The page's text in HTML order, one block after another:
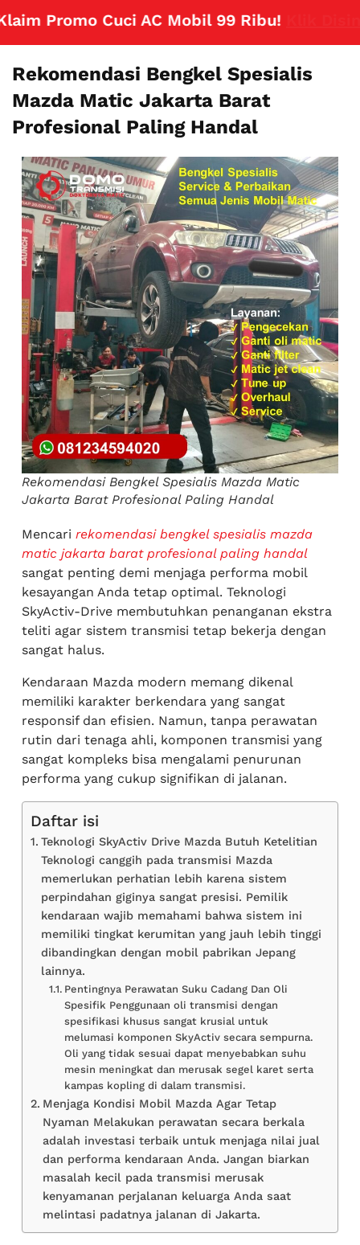
Promo Cuci AC Mobil 99 Ribu!Klik Disini
Rekomendasi Bengkel Spesialis
Mazda Matic Jakarta Barat
Profesional Paling Handal
Rekomendasi Bengkel Spesialis Mazda Matic
Jakarta Barat Profesional Paling Handal
Mencari rekomendasi bengkel spesialis mazda
matic jakarta barat profesional paling handal
sangat penting demi menjaga performa mobil
kesayangan Anda tetap optimal. Teknologi
SkyActiv-Drive membutuhkan penanganan ekstra
teliti agar sistem transmisi tetap bekerja dengan
sangat halus.
Kendaraan Mazda modern memang dikenal
memiliki karakter berkendara yang sangat
responsif dan efisien. Namun, tanpa perawatan
rutin dari tenaga ahli, komponen transmisi yang
sangat kompleks bisa mengalami penurunan
performa yang cukup signifikan di jalanan.
Daftar isi
Teknologi SkyActiv Drive Mazda Butuh Ketelitian
Teknologi canggih pada transmisi Mazda
memerlukan perhatian lebih karena sistem
perpindahan giginya sangat presisi. Pemilik
kendaraan wajib memahami bahwa sistem ini
memiliki tingkat kerumitan yang jauh lebih tinggi
dibandingkan dengan mobil pabrikan Jepang
lainnya.
Pentingnya Perawatan Suku Cadang Dan Oli
Spesifik Penggunaan oli transmisi dengan
spesifikasi khusus sangat krusial untuk
melumasi komponen SkyActiv secara sempurna.
Oli yang tidak sesuai dapat menyebabkan suhu
mesin meningkat dan merusak segel karet serta
kampas kopling di dalam transmisi.
Menjaga Kondisi Mobil Mazda Agar Tetap
Nyaman Melakukan perawatan secara berkala
adalah investasi terbaik untuk menjaga nilai jual
dan performa kendaraan Anda. Jangan biarkan
masalah kecil pada transmisi merusak
kenyamanan perjalanan keluarga Anda saat
melintasi padatnya jalanan di Jakarta.